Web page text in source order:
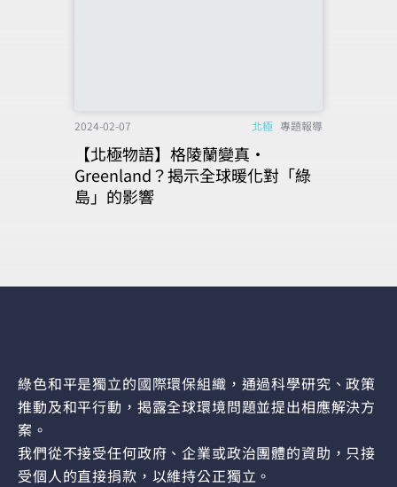
2024-02-07 北極 專題報導
【北極物語】格陵蘭變真‧
Greenland？揭示全球暖化對「綠
島」的影響
綠色和平是獨立的國際環保組織，通過科學研究、政策
推動及和平行動，揭露全球環境問題並提出相應解決方
案。
我們從不接受任何政府、企業或政治團體的資助，只接
受個人的直接捐款，以維持公正獨立。